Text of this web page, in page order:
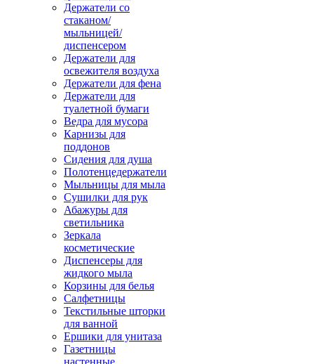
Держатели со
стаканом/
мыльницей/
диспенсером
Держатели для
освежителя воздуха
Держатели для фена
Держатели для
туалетной бумаги
Ведра для мусора
Карнизы для
поддонов
Сидения для душа
Полотенцедержатели
Мыльницы для мыла
Сушилки для рук
Абажуры для
светильника
Зеркала
косметические
Диспенсеры для
жидкого мыла
Корзины для белья
Салфетницы
Текстильные шторки
для ванной
Ершики для унитаза
Газетницы
настенные